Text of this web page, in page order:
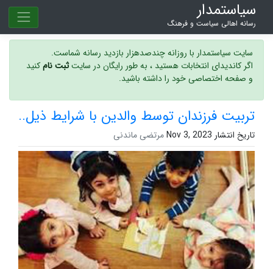
سیاستمدار
رسانه اهالی سیاست و فرهنگ
سایت سیاستمدار با روزانه چندصدهزار بازدید رسانه شماست.
اگر کاندیدای انتخابات هستید ، به طور رایگان در سایتثبت نامکنید
و صفحه اختصاصی خود را داشته باشید.
تربیت فرزندان توسط والدین با شرایط ذیل..
تاریخ انتشار Nov 3, 2023 مرتضی ماندنی